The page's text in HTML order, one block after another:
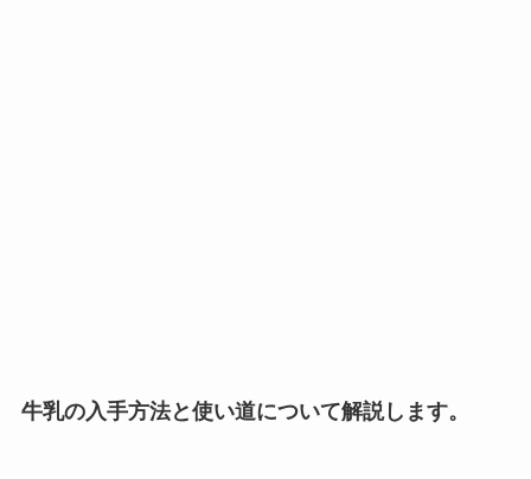
牛乳の入手方法と使い道について解説します。